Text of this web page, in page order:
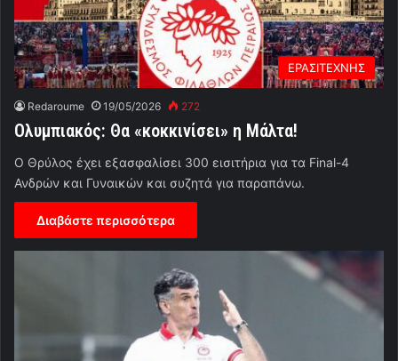
ΕΡΑΣΙΤΕΧΝΗΣ
Redaroume 19/05/2026 272
Ολυμπιακός: Θα «κοκκινίσει» η Μάλτα!
Ο Θρύλος έχει εξασφαλίσει 300 εισιτήρια για τα Final-4
Ανδρών και Γυναικών και συζητά για παραπάνω.
Διαβάστε περισσότερα